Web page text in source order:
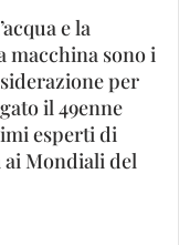
e la
macchina sono i
per
il 49enne
esperti di
Mondiali del